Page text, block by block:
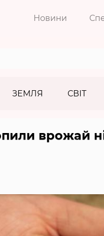
Новини
ЗЕМЛЯ СВІТ
врожай